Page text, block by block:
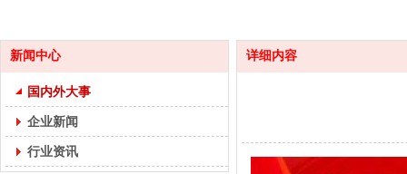
新闻中心
国内外大事
企业新闻
行业资讯
详细内容